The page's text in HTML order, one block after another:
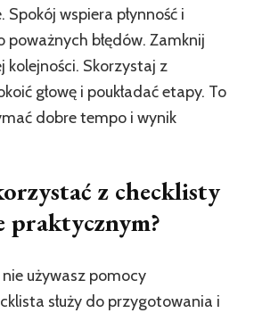
wspiera płynność i
poważnych błędów. Zamknij
kolejności. Skorzystaj z
głowę i poukładać etapy. To
dobre tempo i wynik
z checklisty
praktycznym?
używasz pomocy
służy do przygotowania i